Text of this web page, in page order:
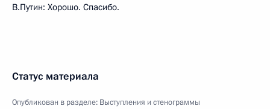
В.Путин: Хорошо. Спасибо.
Статус материала
Опубликован в разделе: Выступления и стенограммы